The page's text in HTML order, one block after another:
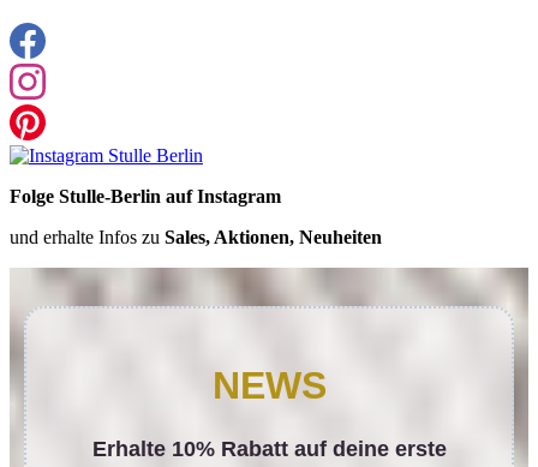
Folge Stulle-Berlin auf Instagram
und erhalte Infos zu Sales, Aktionen, Neuheiten
NEWS
Erhalte 10% Rabatt auf deine erste